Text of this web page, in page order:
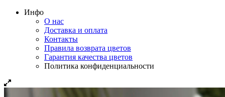
Инфо
О нас
Доставка и оплата
Контакты
Правила возврата цветов
Гарантия качества цветов
Политика конфиденциальности